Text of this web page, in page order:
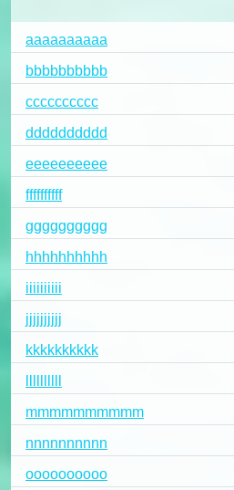
aaaaaaaaaa
bbbbbbbbbb
cccccccccc
dddddddddd
eeeeeeeeee
ffffffffff
gggggggggg
hhhhhhhhhh
iiiiiiiiii
jjjjjjjjjj
kkkkkkkkkk
mmmmmmmmmm
nnnnnnnnnn
oooooooooo